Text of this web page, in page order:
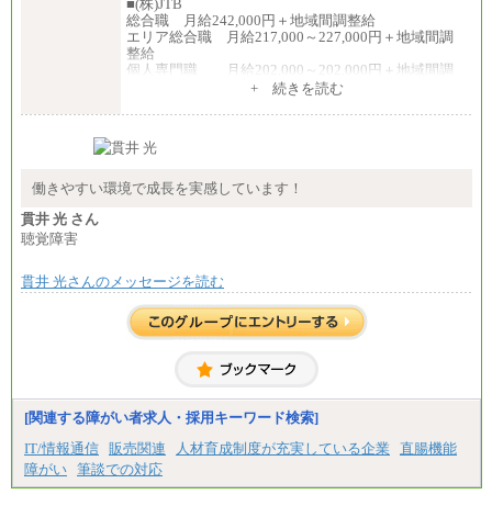
■(株)JTB
総合職 月給242,000円＋地域間調整給
エリア総合職 月給217,000～227,000円＋地域間調
整給
個人専門職 月給202,000～202,000円＋地域間調
総合職 月給208,000～235,000円
※詳細はJTBキャリアサイトよりご確認ください。
総合職 月給220,000～230,000円＋地域間調整給
整給
※詳細はJTBキャリアサイトよりご確認ください。
■(株)JTBコミュニケーションデザイン
総合職 月給230,000円
みなし残業手当：20,000円（一律支給）※みなし
残業手当の残業時間は10.43時間。
間に応じて、時間外手当等を支給。
エリアサポート職 月給188,000円
+ 続きを読む
働きやすい環境で成長を実感しています！
貫井 光 さん
聴覚障害
貫井 光さんのメッセージを読む
[関連する障がい者求人・採用キーワード検索]
IT/情報通信 販売関連 人材育成制度が充実している企業
直腸機能
障がい 筆談での対応